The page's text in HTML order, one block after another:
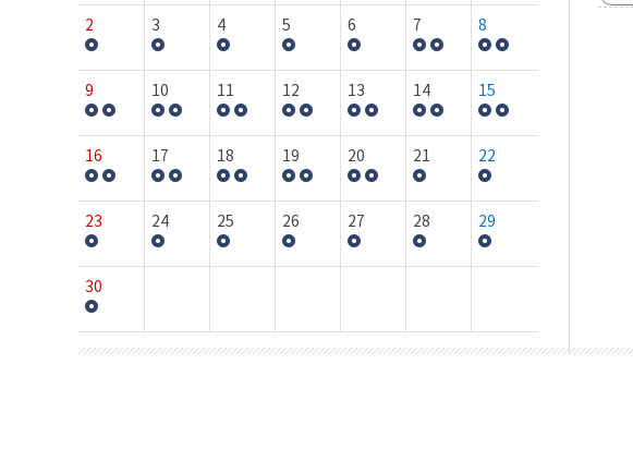
2 3 4 5 6 7 8
9 10 11 12 13 14 15
16 17 18 19 20 21 22
23 24 25 26 27 28 29
30